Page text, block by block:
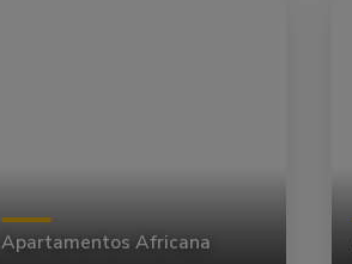
Apartamentos Africana